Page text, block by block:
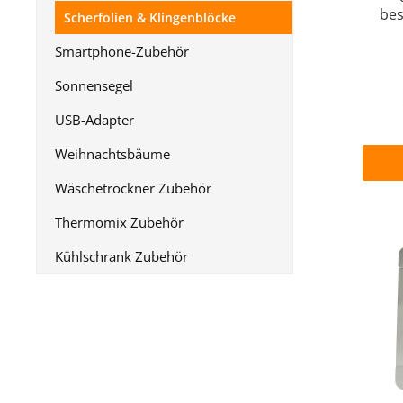
Scherfolien & Klingenblöcke
Smartphone-Zubehör
Sonnensegel
USB-Adapter
Weihnachtsbäume
Wäschetrockner Zubehör
Thermomix Zubehör
Kühlschrank Zubehör